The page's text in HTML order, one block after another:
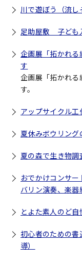
川で遊ぼう（流し
足助屋敷 子ども
企画展「拓かれ
す
企画展「拓かれ
す。
アップサイクル工
夏休みボウリン
夏の森で生き物調
おでかけコンサ
バリン演奏、楽器
とよた素人のど自
初心者のための
導）